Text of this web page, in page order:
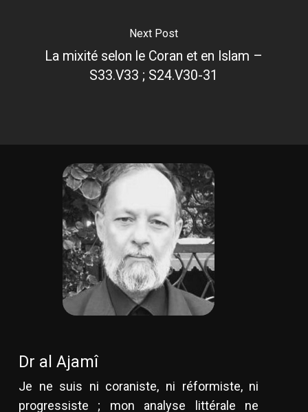
Next Post
La mixité selon le Coran et en Islam –
S33.V33 ; S24.V30-31
Dr al Ajamî
Je ne suis ni coraniste, ni réformiste, ni
progressiste ; mon analyse littérale ne